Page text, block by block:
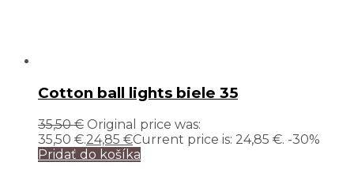
Cotton ball lights biele 35
35,50€ Original price was:
35,50 €.24,85 €Current price is: 24,85 €. -30%
Pridať do košíka